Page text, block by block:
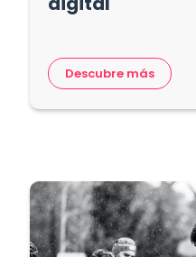
Descubre más